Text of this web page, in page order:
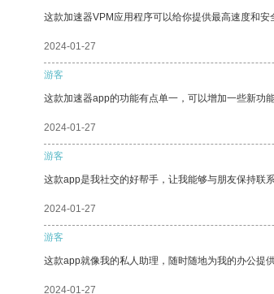
这款加速器VPM应用程序可以给你提供最高速度和安
2024-01-27
游客
这款加速器app的功能有点单一，可以增加一些新功
2024-01-27
游客
这款app是我社交的好帮手，让我能够与朋友保持联
2024-01-27
游客
这款app就像我的私人助理，随时随地为我的办公提
2024-01-27